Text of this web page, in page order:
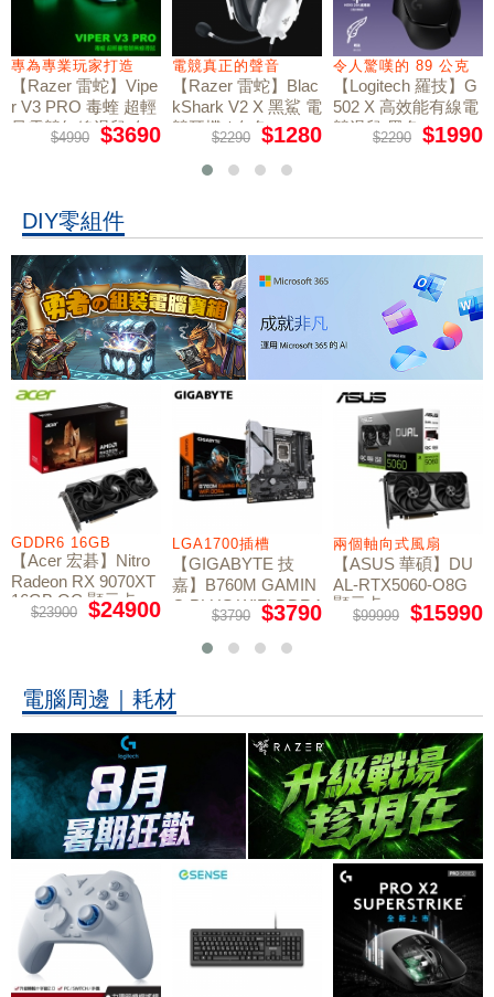
專為專業玩家打造
【Razer 雷蛇】Vipe
r V3 PRO 毒蝰 超輕
量電競無線滑鼠 白
$4990 $3690
電競真正的聲音
【Razer 雷蛇】Blac
kShark V2 X 黑鯊 電
競耳機 / 白色
$2290 $1280
令人驚嘆的 89 公克
【Logitech 羅技】G
502 X 高效能有線電
競滑鼠 黑色
$2290 $1990
DIY零組件
GDDR6 16GB
【Acer 宏碁】Nitro
Radeon RX 9070XT
16GB OC 顯示卡
$23900 $24900
LGA1700插槽
【GIGABYTE 技
嘉】B760M GAMIN
G PLUS WIFI DDR4
主機板$3790 $3790
兩個軸向式風扇
【ASUS 華碩】DU
AL-RTX5060-O8G
顯示卡
$99999 $15990
電腦周邊｜耗材